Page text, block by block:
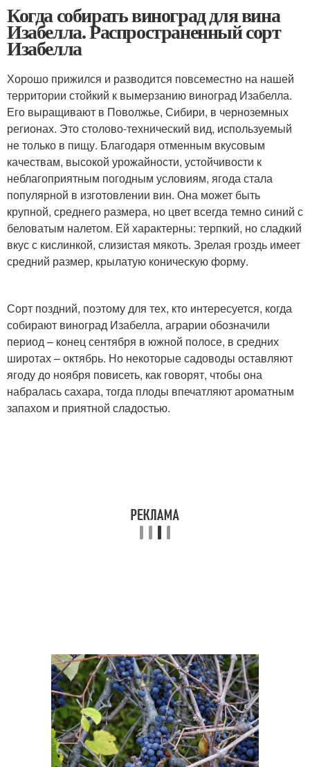
Когда собирать виноград для вина
Изабелла. Распространенный сорт
Изабелла
Хорошо прижился и разводится повсеместно на нашей
территории стойкий к вымерзанию виноград Изабелла.
Его выращивают в Поволжье, Сибири, в черноземных
регионах. Это столово-технический вид, используемый
не только в пищу. Благодаря отменным вкусовым
качествам, высокой урожайности, устойчивости к
неблагоприятным погодным условиям, ягода стала
популярной в изготовлении вин. Она может быть
крупной, среднего размера, но цвет всегда темно синий с
беловатым налетом. Ей характерны: терпкий, но сладкий
вкус с кислинкой, слизистая мякоть. Зрелая гроздь имеет
средний размер, крылатую коническую форму.
Сорт поздний, поэтому для тех, кто интересуется, когда
собирают виноград Изабелла, аграрии обозначили
период – конец сентября в южной полосе, в средних
широтах – октябрь. Но некоторые садоводы оставляют
ягоду до ноября повисеть, как говорят, чтобы она
набралась сахара, тогда плоды впечатляют ароматным
запахом и приятной сладостью.